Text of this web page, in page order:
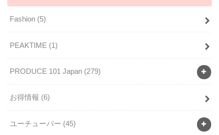
Fashion (5)
PEAKTIME (1)
PRODUCE 101 Japan (279)
お得情報 (6)
ユーチューバー (45)